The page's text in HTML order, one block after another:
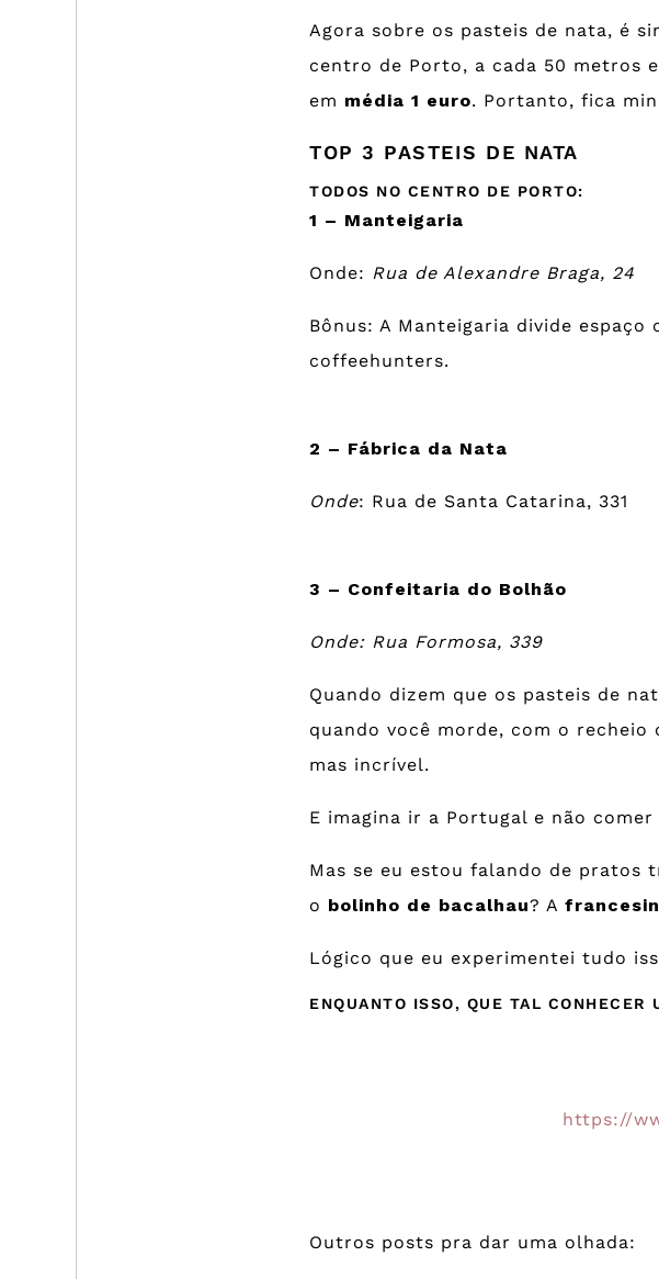
Agora sobre os pasteis de nata, é
centro de Porto, a cada 50 metros
em média 1 euro. Portanto, fica
TOP 3 PASTEIS DE NATA
TODOS NO CENTRO DE PORTO:
1 – Manteigaria
Onde: Rua de Alexandre Braga, 24
Bônus: A Manteigaria divide
coffeehunters.
2 – Fábrica da Nata
Onde: Rua de Santa Catarina, 331
3 – Confeitaria do Bolhão
Onde: Rua Formosa, 339
Quando dizem que os pasteis de
quando você morde, com o
mas incrível.
E imagina ir a Portugal e não
Mas se eu estou falando de pratos
o bolinho de bacalhau? A
Lógico que eu experimentei tudo
ENQUANTO ISSO, QUE TAL
https://
Outros posts pra dar uma olhada: